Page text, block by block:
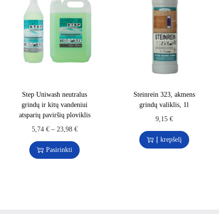
Step Uniwash neutralus
grindų ir kitų vandeniui
atsparių paviršių ploviklis
5,74 €– 23,98 €
Pasirinkti
Steinrein 323, akmens
grindų valiklis, 1l
9,15 €
Į krepšelį